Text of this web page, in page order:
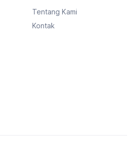
Tentang Kami
Kontak